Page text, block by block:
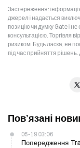
Застереження:
джерел і надається
позицію чи думку Gate і
консультацією. Торгівля
ризиком. Будь ласка, не
під час прийняття
Пов’язані
05-19 03:06
Попередження